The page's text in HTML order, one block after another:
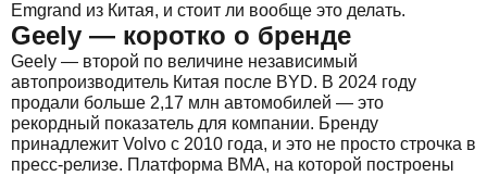
Emgrand из Китая, и стоит ли вообще это делать.
Geely — коротко о бренде
Geely — второй по величине независимый
автопроизводитель Китая после BYD. В 2024 году
продали больше 2,17 млн автомобилей — это
рекордный показатель для компании. Бренду
принадлежит Volvo с 2010 года, и это не просто строчка в
пресс-релизе. Платформа BMA, на которой построены